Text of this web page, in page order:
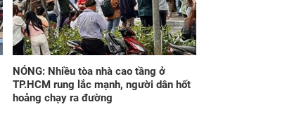
NÓNG: Nhiều tòa nhà cao tầng ở
TP.HCM rung lắc mạnh, người dân hốt
hoảng chạy ra đường